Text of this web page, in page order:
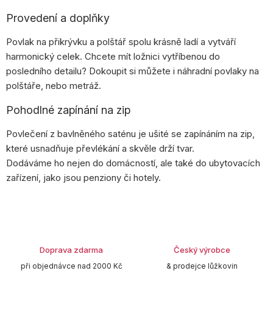
Provedení a doplňky
Povlak na přikrývku a polštář spolu krásně ladí a vytváří
harmonický celek. Chcete mít ložnici vytříbenou do
posledního detailu? Dokoupit si můžete i náhradní povlaky na
polštáře, nebo metráž.
Pohodlné zapínání na zip
Povlečení z bavlněného saténu je ušité se zapínáním na zip,
které usnadňuje převlékání a skvěle drží tvar.
Dodáváme ho nejen do domácností, ale také do ubytovacích
zařízení, jako jsou penziony či hotely.
Doprava zdarma
při objednávce nad 2000 Kč
Český výrobce
& prodejce lůžkovin